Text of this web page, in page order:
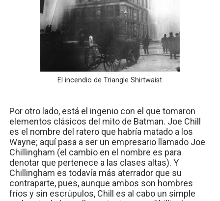
El incendio de Triangle Shirtwaist
Por otro lado, está el ingenio con el que tomaron
elementos clásicos del mito de Batman. Joe Chill
es el nombre del ratero que habría matado a los
Wayne; aquí pasa a ser un empresario llamado Joe
Chillingham (el cambio en el nombre es para
denotar que pertenece a las clases altas). Y
Chillingham es todavía más aterrador que su
contraparte, pues, aunque ambos son hombres
fríos y sin escrúpulos, Chill es al cabo un simple